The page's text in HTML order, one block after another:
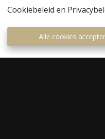
Cookiebeleid en
Alle cookies